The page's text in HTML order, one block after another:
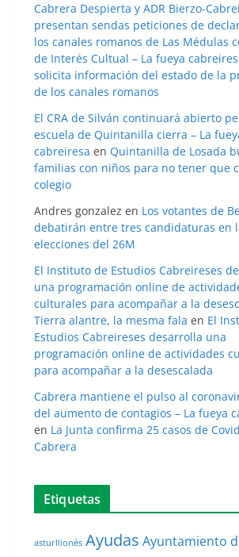
Cabrera Despierta y ADR Bierzo-
presentan sendas peticiones de
los canales romanos de Las Médulas
de Interés Cultual – La fueya
solicita información del estado de la
de los canales romanos
El CRA de Silván continuará abierto
escuela de Quintanilla cierra – La
cabreiresa en Quintanilla de Losada
familias con niños para no tener que
colegio
Andres gonzalez en Los votantes de
debatirán entre tres candidaturas en
elecciones del 26M
El Instituto de Estudios Cabreireses
una programación online de
culturales para acompañar a la
Tierra alantre, la mesma fala en El
Estudios Cabreireses desarrolla una
programación online de actividades
para acompañar a la desescalada
Cabrera mantiene el pulso al
del aumento de contagios – La fueya
en La Junta confirma 25 casos de
Cabrera
Etiquetas
asturllionés Ayudas Ayuntamiento